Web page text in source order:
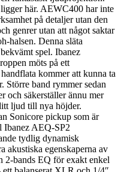
här. AEWC400 har inte
på detaljer utan den
genrer utan att något saktar
halsen. Denna släta
spel. Ibanez
möts på ett
kommer att kunna ta
Större band rymmer sedan
och säkerställer ännu mer
ljud till nya höjder.
Sonicore pickup som är
Ibanez AEQ-SP2
tydlig dynamisk
akustiska egenskaperna av
2-bands EQ för exakt enkel